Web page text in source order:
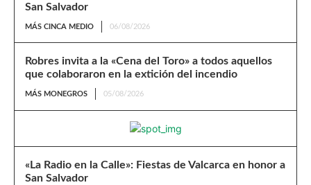
San Salvador
MÁS CINCA MEDIO 06/08/2026
Robres invita a la «Cena del Toro» a todos aquellos
que colaboraron en la extición del incendio
MÁS MONEGROS 05/08/2026
«La Radio en la Calle»: Fiestas de Valcarca en honor a
San Salvador